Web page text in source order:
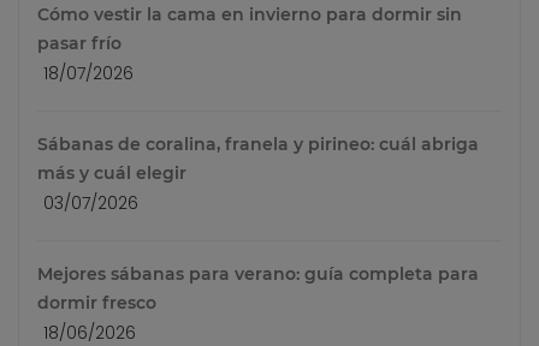
Cómo vestir la cama en invierno para dormir sin
pasar frío
18/07/2026
Sábanas de coralina, franela y pirineo: cuál abriga
más y cuál elegir
03/07/2026
Mejores sábanas para verano: guía completa para
dormir fresco
18/06/2026